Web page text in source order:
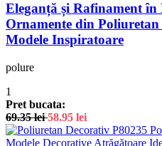
Eleganță și Rafinament
Ornamente din Poliuretan
Modele Inspiratoare
polure
1
Pret bucata:
69.35lei 58.95 lei